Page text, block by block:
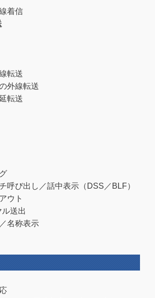
着信
転送
外線転送
転送
呼び出し／話中表示（DSS／BLF）
ウト
送出
名称表示